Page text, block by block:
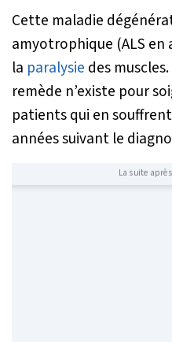
Cette maladie
amyotrophique (ALS en
la paralysie des
remède n’existe pour
patients qui en
années suivant le
La suite